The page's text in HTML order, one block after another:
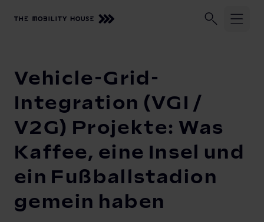
Lösungen und Services
Beratung, Planung und Installation
Monitoring
Solarmanagement
Zuhause laden
Knowledge Center
Vehicle-to-Grid
Vehicle-Grid-
Integration (VGI /
V2G) Projekte: Was
Kaffee, eine Insel und
ein Fußballstadion
gemein haben